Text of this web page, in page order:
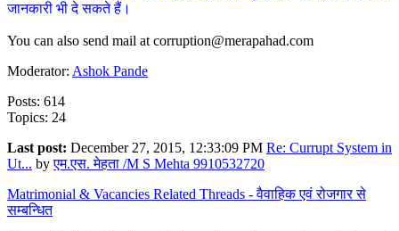
जानकारी भी दे सकते हैं।
You can also send mail at corruption@merapahad.com
Moderator: Ashok Pande
Posts: 614
Topics: 24
Last post: December 27, 2015, 12:33:09 PM Re: Currupt System in
Ut... byएम.एस. मेहता /M S Mehta 9910532720
Matrimonial & Vacancies Related Threads - वैवाहिक एवं रोजगार से
सम्बन्धित